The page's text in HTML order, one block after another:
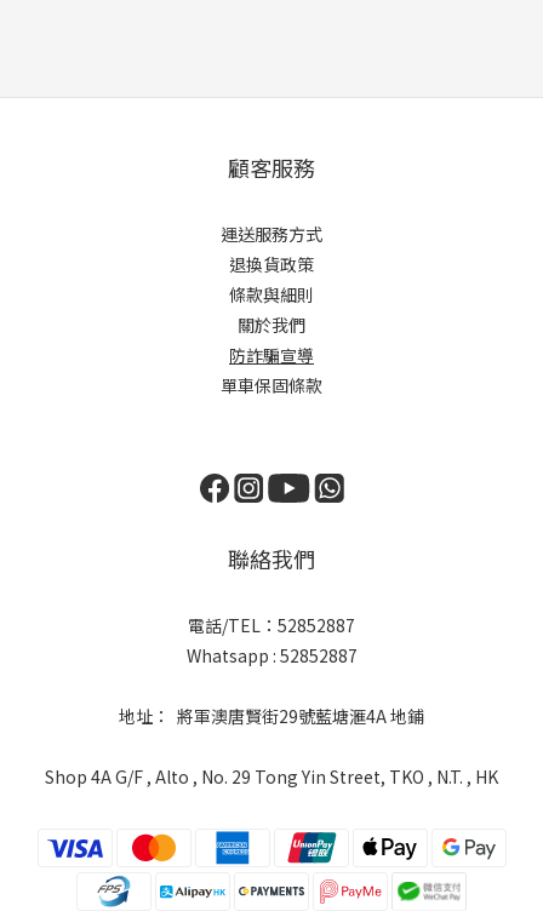
顧客服務
運送服務方式
退換貨政策
條款與細則
關於我們
防詐騙宣導
單車保固條款
聯絡我們
電話/TEL：52852887
Whatsapp : 52852887
地址： 將軍澳唐賢街29號藍塘滙4A 地鋪
Shop 4A G/F , Alto , No. 29 Tong Yin Street, TKO , N.T. , HK